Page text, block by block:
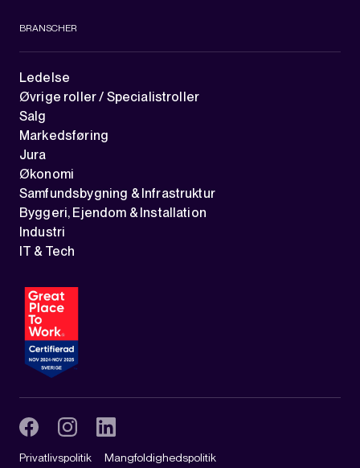
BRANSCHER
Ledelse
Øvrige roller / Specialistroller
Salg
Markedsføring
Jura
Økonomi
Samfundsbygning & Infrastruktur
Byggeri, Ejendom & Installation
Industri
IT & Tech
Privatlivspolitik Mangfoldighedspolitik